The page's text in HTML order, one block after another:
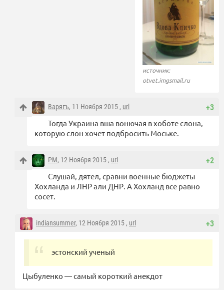
источник:
otvet.imgsmail.ru
+3
Варягъ, 11 Ноября 2015 , url
Тогда Украина вша вонючая в хоботе слона,
которую слон хочет подбросить Моське.
+2
PM, 12 Ноября 2015 , url
Слушай, дятел, сравни военные бюджеты
Хохланда и ЛНР али ДНР. А Хохланд все равно
сосет.
+3
indiansummer, 12 Ноября 2015 , url
эстонский ученый
Цыбуленко — самый короткий анекдот